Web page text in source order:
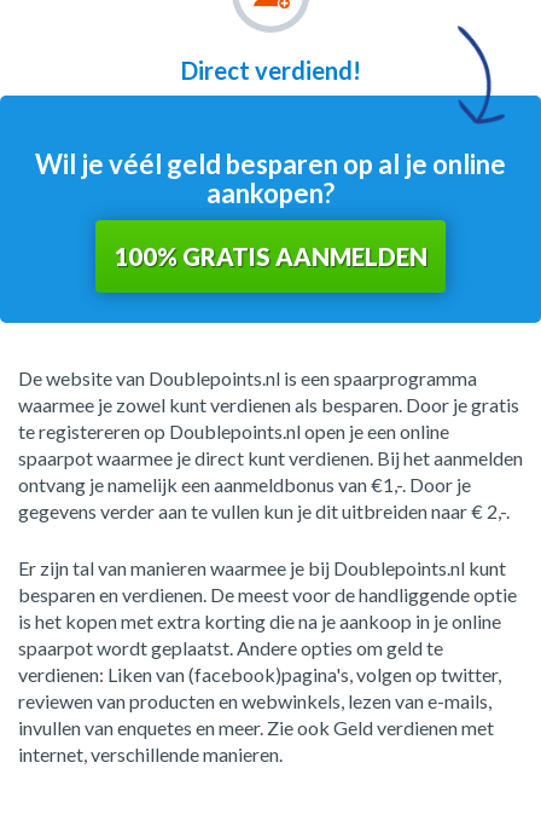
Direct verdiend!
Wil je véél geld besparen op al je online
aankopen?
100% GRATIS AANMELDEN
De website van Doublepoints.nl is een spaarprogramma
waarmee je zowel kunt verdienen als besparen. Door je gratis
te registereren op Doublepoints.nl open je een online
spaarpot waarmee je direct kunt verdienen. Bij het aanmelden
ontvang je namelijk een aanmeldbonus van €1,-. Door je
gegevens verder aan te vullen kun je dit uitbreiden naar € 2,-.
Er zijn tal van manieren waarmee je bij Doublepoints.nl kunt
besparen en verdienen. De meest voor de handliggende optie
is het kopen met extra korting die na je aankoop in je online
spaarpot wordt geplaatst. Andere opties om geld te
verdienen: Liken van (facebook)pagina's, volgen op twitter,
reviewen van producten en webwinkels, lezen van e-mails,
invullen van enquetes en meer. Zie ook Geld verdienen met
internet, verschillende manieren.